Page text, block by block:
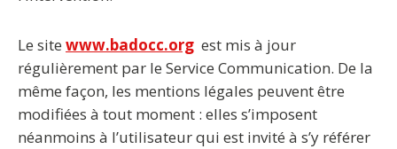
Le site www.badocc.org est mis à jour
régulièrement par le Service Communication. De la
même façon, les mentions légales peuvent être
modifiées à tout moment : elles s’imposent
néanmoins à l’utilisateur qui est invité à s’y référer